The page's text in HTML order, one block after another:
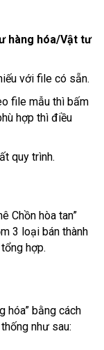
hàng hóa/Vật tư
với file có sẵn.
file mẫu thì bấm
hợp thì điều
quy trình.
Chồn hòa tan”
3 loại bán thành
hợp.
hóa” bằng cách
như sau: